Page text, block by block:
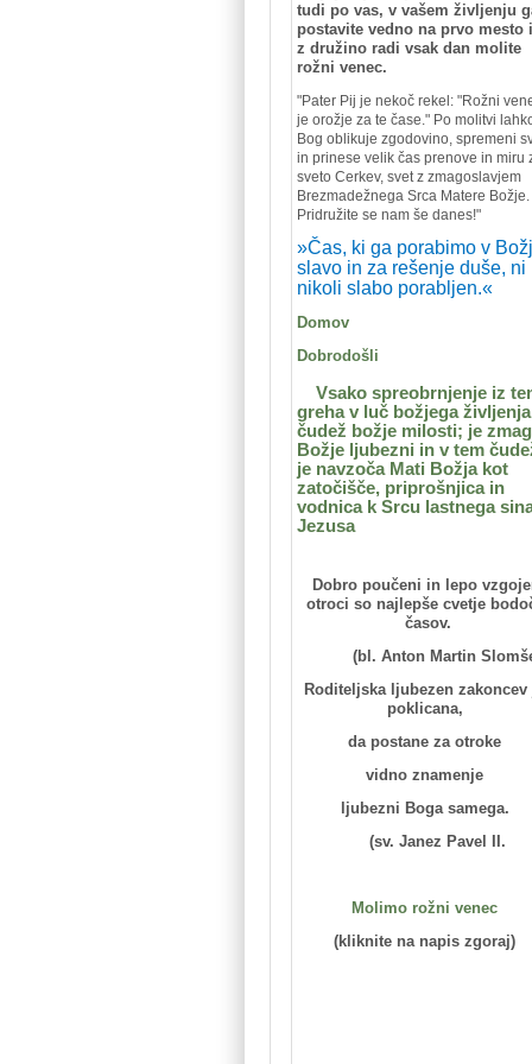
tudi po vas, v vašem življenju
postavite vedno na prvo mesto
z družino radi vsak dan molite
rožni venec.
"Pater Pij je nekoč rekel: "Rožni
je orožje za te čase." Po molitvi
Bog oblikuje zgodovino, spremeni
in prinese velik čas prenove in miru
sveto Cerkev, svet z zmagoslavjem
Brezmadežnega Srca Matere Božje.
Pridružite se nam še danes!"
»Čas, ki ga porabimo v
slavo in za rešenje duše, ni
nikoli slabo porabljen.«
Domov
Dobrodošli
Vsako spreobrnjenje iz
greha v luč božjega
čudež božje milosti; je
Božje ljubezni in v tem
je navzoča Mati Božja kot
zatočišče, priprošnjica in
vodnica k Srcu lastnega
Jezusa
Dobro poučeni in lepo
otroci so najlepše cvetje
časov.
(bl. Anton Martin
Roditeljska ljubezen zakoncev
poklicana,
da postane za otroke
vidno znamenje
ljubezni Boga samega.
(sv. Janez Pavel II.
Molimo rožni venec
(kliknite na napis zgoraj)